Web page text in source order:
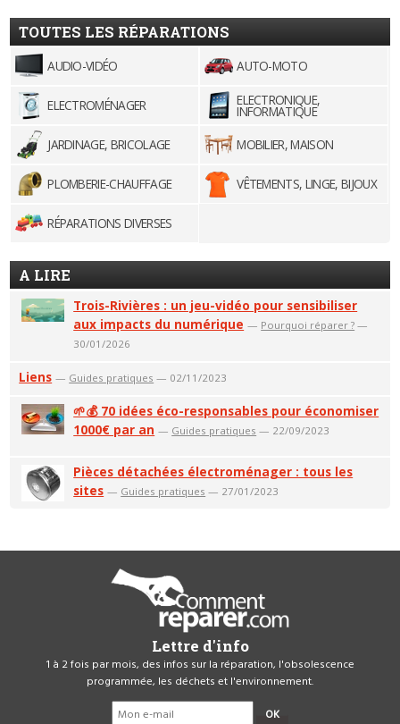
TOUTES LES RÉPARATIONS
AUDIO-VIDÉO AUTO-MOTO
ELECTROMÉNAGER ELECTRONIQUE,
INFORMATIQUE
JARDINAGE, BRICOLAGE
MOBILIER, MAISON
PLOMBERIE-CHAUFFAGE VÊTEMENTS, LINGE, BIJOUX
RÉPARATIONS DIVERSES
A LIRE
Trois-Rivières : un jeu-vidéo pour sensibiliser
aux impacts du numérique — Pourquoi réparer ? —
30/01/2026
Liens — Guides pratiques — 02/11/2023
🌱💰 70 idées éco-responsables pour économiser
1000€ par an — Guides pratiques — 22/09/2023
Pièces détachées électroménager : tous les
sites — Guides pratiques — 27/01/2023
Lettre d'info
1 à 2 fois par mois, des infos sur la réparation, l'obsolescence
programmée, les déchets et l'environnement.
OK